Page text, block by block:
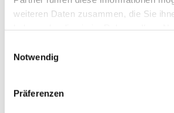
weiteren Daten zusammen, die Sie
Notwendig
Präferenzen